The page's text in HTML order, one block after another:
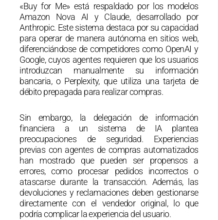
«Buy for Me» está respaldado por los modelos
Amazon Nova AI y Claude, desarrollado por
Anthropic. Este sistema destaca por su capacidad
para operar de manera autónoma en sitios web,
diferenciándose de competidores como OpenAI y
Google, cuyos agentes requieren que los usuarios
introduzcan manualmente su información
bancaria, o Perplexity, que utiliza una tarjeta de
débito prepagada para realizar compras.
Sin embargo, la delegación de información
financiera a un sistema de IA plantea
preocupaciones de seguridad.
Experiencias
previas con agentes de compras automatizados
han mostrado que pueden ser propensos a
errores, como procesar pedidos incorrectos o
atascarse durante la transacción. Además, las
devoluciones y reclamaciones deben gestionarse
directamente con el vendedor original, lo que
podría complicar la experiencia del usuario.